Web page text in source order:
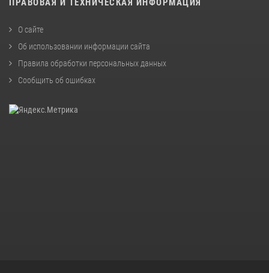
ПРАВОВАЯ И ТЕХНИЧЕСКАЯ ИНФОРМАЦИЯ
О сайте
Об использовании информации сайта
Правила обработки персональных данных
Сообщить об ошибках